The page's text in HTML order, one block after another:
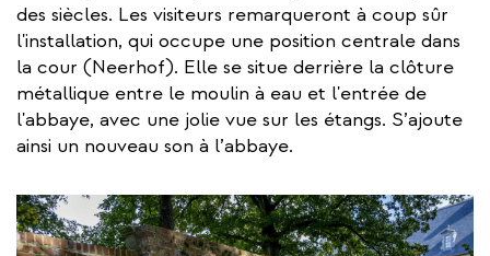
des siècles. Les visiteurs remarqueront à coup sûr
l'installation, qui occupe une position centrale dans
la cour (Neerhof). Elle se situe derrière la clôture
métallique entre le moulin à eau et l'entrée de
l'abbaye, avec une jolie vue sur les étangs. S’ajoute
ainsi un nouveau son à l’abbaye.